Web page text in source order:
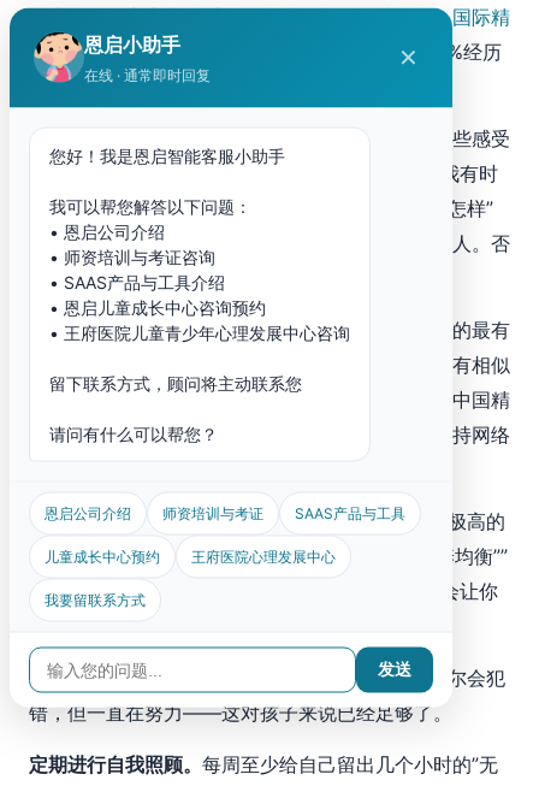
健康是整个家庭支持系统的基础，却往往被忽视。国际精
神卫生研究表明，孤独症儿童的母亲中有30%-50%经历
过临床水平的焦虑或抑郁。
正视自己的感受。
悲伤、愤怒、疲惫、愧疚——这些感受
在孤独症家长中极为常见，而且完全正常。承认”我有时
候觉得很累””我有时候会想，如果没有这些困难会怎样”
并不意味着你不爱孩子，而是说明你是一个真实的人。否
认这些感受只会让它们以更有害的方式表达出来。
建立家长互助网络。找到同类家庭是获得心理支持的最有
效途径之一。在线或线下的家长互助群让你能够与有相似
经历的人交流，获得实用的建议和情感上的共鸣。中国精
神卫生协会近年来也在积极推动特殊需要家庭的支持网络
学会”够好”而不是”完美”。很多家长给自己设定了极高的
标准：”每天必须做两小时训练””每顿饭都必须营养均衡””
绝对不能发脾气”。这种完美主义不仅不现实，还会让你
持续处于”我不够好”的自责中。
做一个”够好的父母”——大部分时间做得不错，偶尔会犯
错，但一直在努力——这对孩子来说已经足够了。
定期进行自我照顾。 每周至少给自己留出几个小时的”无
恩启小助手
在线 · 通常即时回复
✕
您好！我是恩启智能客服小助手
我可以帮您解答以下问题：
• 恩启公司介绍
• 师资培训与考证咨询
• SAAS产品与工具介绍
• 恩启儿童成长中心咨询预约
• 王府医院儿童青少年心理发展中心咨询
留下联系方式，顾问将主动联系您
请问有什么可以帮您？
恩启公司介绍 师资培训与考证 SAAS产品与工具
儿童成长中心预约 王府医院心理发展中心
我要留联系方式
发送